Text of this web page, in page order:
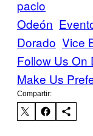
pacio
Odeón
Dorado Vice
Follow Us On
Make Us
Compartir: